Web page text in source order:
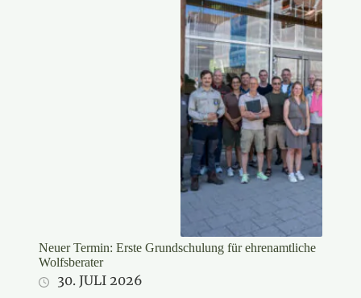
Neuer Termin: Erste Grundschulung für ehrenamtliche
Wolfsberater
30. JULI 2026